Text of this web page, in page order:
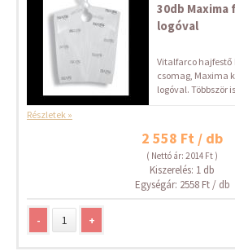
30db
logóval
Vitalfarco
csomag, Maxima
logóval. Többször
Részletek »
2 558 Ft / db
( Nettó ár: 2 014 Ft )
Kiszerelés: 1 db
Egységár: 2558 Ft / db
- +